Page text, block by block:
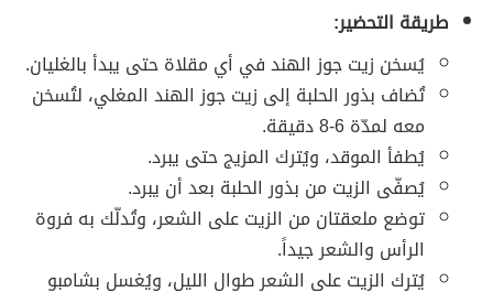
طريقة التحضير:
يُسخن زيت جوز الهند في أي مقلاة حتى يبدأ بالغليان.
تُضاف بذور الحلبة إلى زيت جوز الهند المغلي، لتُسخن
معه لمدّة 6-8 دقيقة.
يُطفأ الموقد، ويُترك المزيج حتى يبرد.
يُصفّى الزيت من بذور الحلبة بعد أن يبرد.
توضع ملعقتان من الزيت على الشعر، وتُدلّك به فروة
الرأس والشعر جيداً.
يُترك الزيت على الشعر طوال الليل، ويُغسل بشامبو